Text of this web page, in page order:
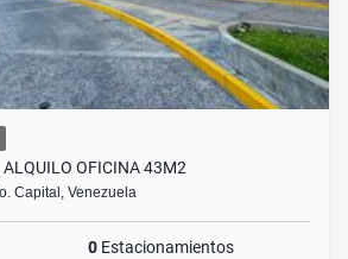
ALQUILO OFICINA 43M2
Capital, Venezuela
0 Estacionamientos